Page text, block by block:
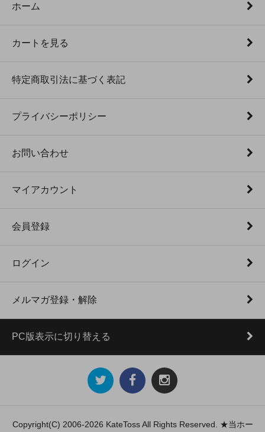
ホーム
カートを見る
特定商取引法に基づく表記
プライバシーポリシー
お問い合わせ
マイアカウント
会員登録
ログイン
メルマガ登録・解除
PC版表示に切り替える
Copyright(C) 2006-2026 KateToss All Rights Reserved. ★当ホー